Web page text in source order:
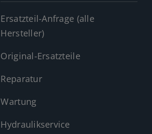
Ersatzteil-Anfrage (alle
Hersteller)
Original-Ersatzteile
Reparatur
Wartung
Hydraulikservice